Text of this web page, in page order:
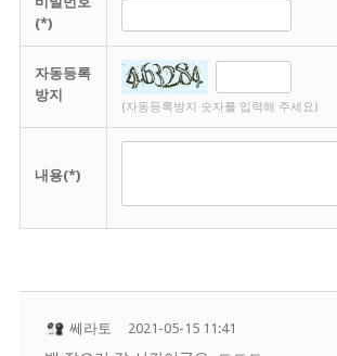
(*)
자동등록
방지
(자동등록방지 숫자를 입력해 주세요)
내용(*)
쎄라토 2021-05-15 11:41